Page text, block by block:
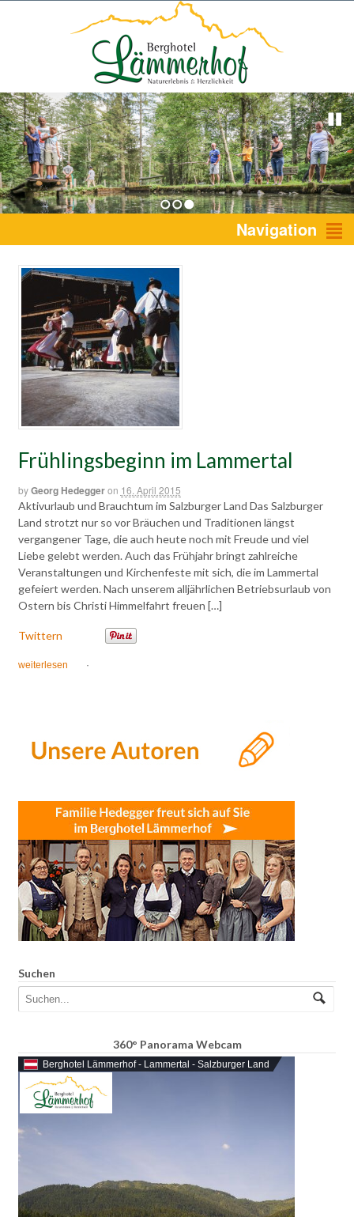
1 2 3 Navigation
Frühlingsbeginn im Lammertal
byGeorg Hedeggeron 16. April 2015
Aktivurlaub und Brauchtum im Salzburger Land Das Salzburger
Land strotzt nur so vor Bräuchen und Traditionen längst
vergangener Tage, die auch heute noch mit Freude und viel
Liebe gelebt werden. Auch das Frühjahr bringt zahlreiche
Veranstaltungen und Kirchenfeste mit sich, die im Lammertal
gefeiert werden. Nach unserem alljährlichen Betriebsurlaub von
Ostern bis Christi Himmelfahrt freuen […]
Twittern
weiterlesen ·
Suchen
360° Panorama Webcam
Berghotel Lämmerhof - Lammertal - Salzburger Land